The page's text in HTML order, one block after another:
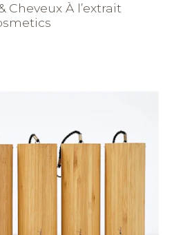
Cheveux À l’extrait